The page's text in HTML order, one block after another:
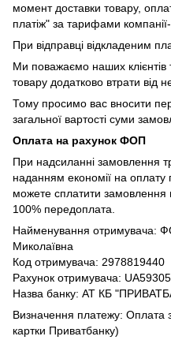
момент доставки товару,
платіж" за тарифами компанії-
При відправці відкладеним
Ми поважаємо наших клієнтів
товару додатково втрати від
Тому просимо вас вносити
загальної вартості суми
Оплата на рахунок ФОП
При надсиланні замовлення
наданням економії на оплату
можете сплатити замовлення
100% передоплата.
Найменування отримувача:
Миколаївна
Код отримувача: 2978819440
Рахунок отримувача:
Назва банку: АТ КБ
Визначення платежу: Оплата
картки Приватбанку)